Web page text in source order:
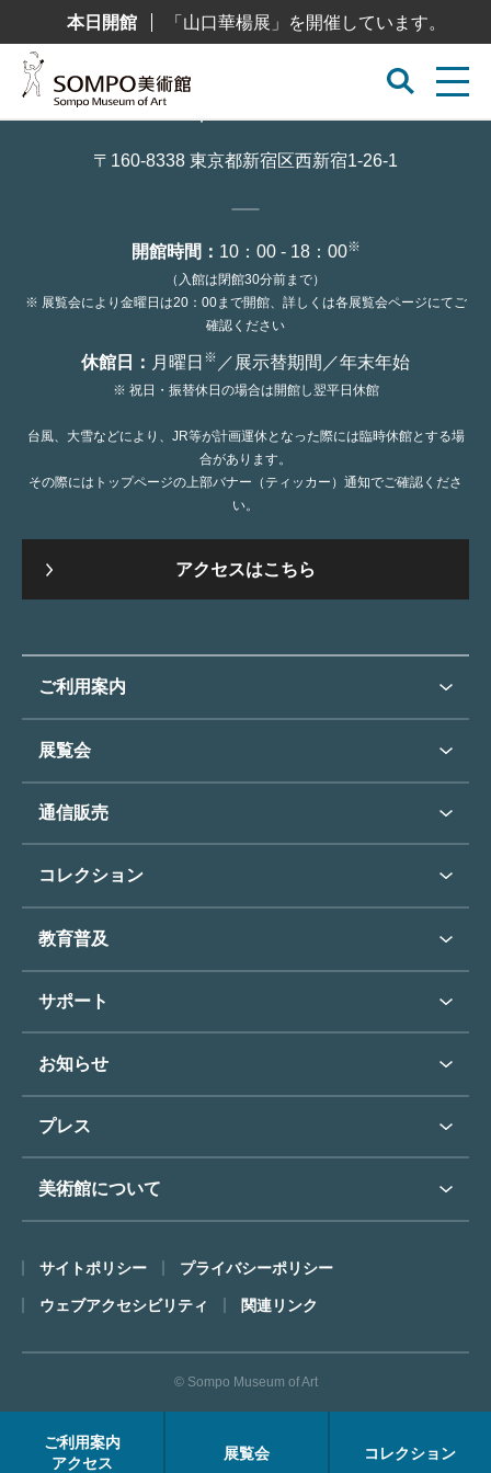
テ
本日開館 「山口華楊展」を開催しています。
ご利用案内
アクセス
展覧会 コレクション
〒160-8338 東京都新宿区西新宿1-26-1
開館時間： 10：00 - 18：00※
（入館は閉館30分前まで）
※ 展覧会により金曜日は20：00まで開館、詳しくは各展覧会ページにてご
確認ください
休館日： 月曜日 ※ ／展示替期間／年末年始
※ 祝日・振替休日の場合は開館し翌平日休館
台風、大雪などにより、JR等が計画運休となった際には臨時休館とする場
合があります。
その際にはトップページの上部バナー（ティッカー）通知でご確認くださ
い。
アクセスはこちら
ご利用案内
ご利用案内トップ
開館時間・休館日
アクセス
団体のご利用について
バリアフリー／小さなお子様
フロアマップ
ミュージアムショップ
カフェ
展覧会
展覧会・イベントトップ
次回の展覧会
展覧会スケジュール
過去の展覧会
通信販売
通信販売トップ
コレクション
コレクショントップ
東郷青児
コレクションハイライト
教育普及
教育普及トップ
オンラインで美術鑑賞
博物館実習について
サポート
よくあるご質問
東郷⻘児作品著作権申請
お知らせ
お知らせトップ
プレス
プレスリリーストップ
美術館について
ごあいさつ
コンセプト
沿革
FACEアーカイブス
サイトポリシー プライバシーポリシー
ウェブアクセシビリティ 関連リンク
© Sompo Museum of Art